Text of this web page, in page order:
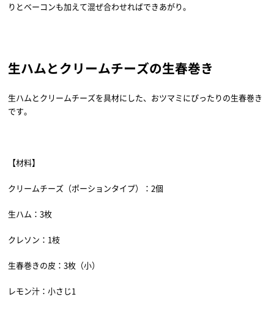
りとベーコンも加えて混ぜ合わせればできあがり。
生ハムとクリームチーズの生春巻き
生ハムとクリームチーズを具材にした、おツマミにぴったりの生春巻き
です。
【材料】
クリームチーズ（ポーションタイプ）：2個
生ハム：3枚
クレソン：1枝
生春巻きの皮：3枚（小）
レモン汁：小さじ1